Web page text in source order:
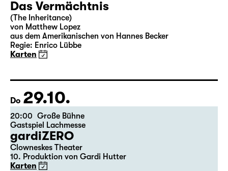
Das Vermächtnis
(The Inheritance)
von Matthew Lopez
aus dem Amerikanischen von Hannes Becker
Regie: Enrico Lübbe
Karten
Do 29.10.
20:00 Große Bühne
Gastspiel Lachmesse
gardiZERO
Clowneskes Theater
10. Produktion von Gardi Hutter
Karten